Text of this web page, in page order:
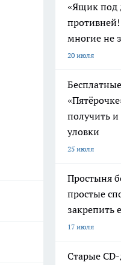
«Ящик под
многие не
20 июля
получить и
уловки
25 июля
Простыня
простые
закрепить
17 июля
Старые